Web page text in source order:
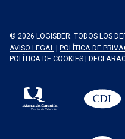
© 2026 LOGISBER. TODOS LOS
AVISO LEGAL | POLÍTICA DE
POLÍTICA DE COOKIES |